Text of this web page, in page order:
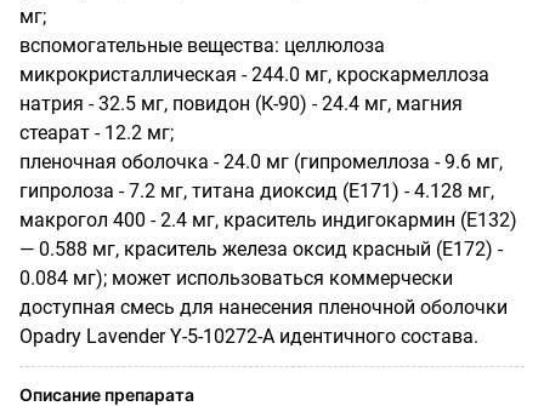
мг;
вспомогательные вещества: целлюлоза
микрокристаллическая - 244.0 мг, кроскармеллоза
натрия - 32.5 мг, повидон (К-90) - 24.4 мг, магния
стеарат - 12.2 мг;
пленочная оболочка - 24.0 мг (гипромеллоза - 9.6 мг,
гипролоза - 7.2 мг, титана диоксид (Е171) - 4.128 мг,
макрогол 400 - 2.4 мг, краситель индигокармин (Е132)
— 0.588 мг, краситель железа оксид красный (Е172) -
0.084 мг); может использоваться коммерчески
доступная смесь для нанесения пленочной оболочки
Opadry LavenderY-5-10272-A идентичного состава.
Описание препарата